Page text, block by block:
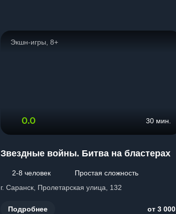
Экшн-игры, 8+
0.0 30 мин.
Звездные войны. Битва на бластерах
2-8 человек
Простая сложность
г. Саранск, Пролетарская улица, 132
Подробнее от 3 000